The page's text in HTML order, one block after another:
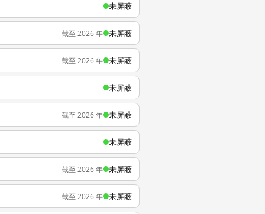
未屏蔽
截至 2026 年 未屏蔽
截至 2026 年 未屏蔽
未屏蔽
截至 2026 年 未屏蔽
未屏蔽
截至 2026 年 未屏蔽
截至 2026 年 未屏蔽